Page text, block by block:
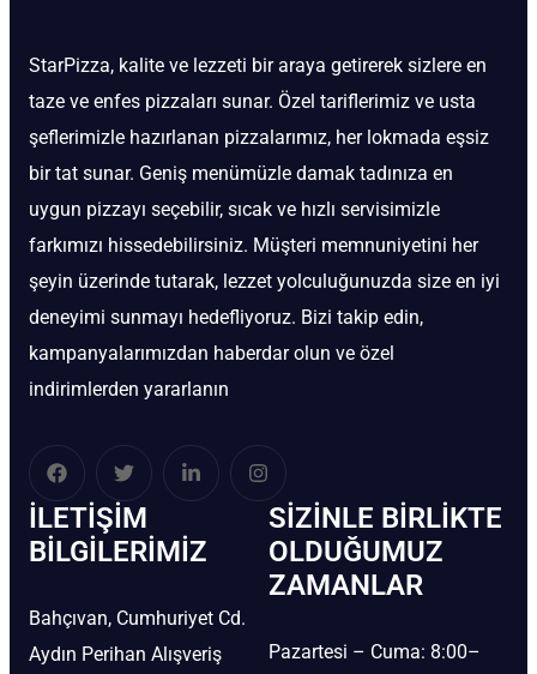
StarPizza, kalite ve lezzeti bir araya getirerek sizlere en
taze ve enfes pizzaları sunar. Özel tariflerimiz ve usta
şeflerimizle hazırlanan pizzalarımız, her lokmada eşsiz
bir tat sunar. Geniş menümüzle damak tadınıza en
uygun pizzayı seçebilir, sıcak ve hızlı servisimizle
farkımızı hissedebilirsiniz. Müşteri memnuniyetini her
şeyin üzerinde tutarak, lezzet yolculuğunuzda size en iyi
deneyimi sunmayı hedefliyoruz. Bizi takip edin,
kampanyalarımızdan haberdar olun ve özel
indirimlerden yararlanın
İLETIŞIM
BİLGILERIMIZ
Bahçıvan, Cumhuriyet Cd.
Aydın Perihan Alışveriş
SIZINLE BIRLIKTE
OLDUĞUMUZ
ZAMANLAR
Pazartesi – Cuma: 8:00–